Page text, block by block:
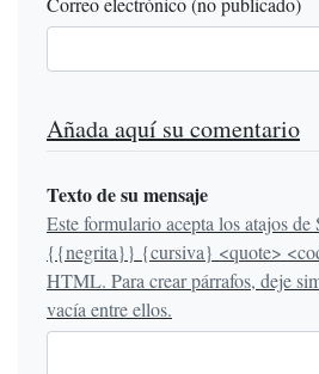
Añada aquí su comentario
Texto de su mensaje
Este formulario acepta los atajos
{{negrita}} {cursiva} <quote> <code> y el
HTML. Para crear párrafos, deje
vacía entre ellos.